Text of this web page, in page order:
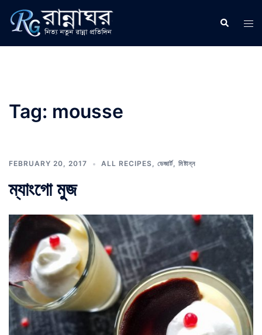
content
Search
Tag: mousse
FEBRUARY 20, 2017 ALL RECIPES, ডেজার্ট, মিষ্টান্ন
ম্যাংগো মুজ